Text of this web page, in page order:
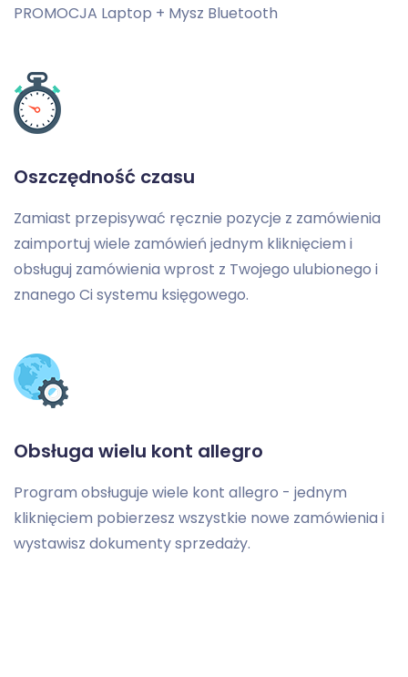
PROMOCJA Laptop + Mysz Bluetooth
Oszczędność czasu
Zamiast przepisywać ręcznie pozycje z zamówienia
zaimportuj wiele zamówień jednym kliknięciem i
obsługuj zamówienia wprost z Twojego ulubionego i
znanego Ci systemu księgowego.
Obsługa wielu kont allegro
Program obsługuje wiele kont allegro - jednym
kliknięciem pobierzesz wszystkie nowe zamówienia i
wystawisz dokumenty sprzedaży.